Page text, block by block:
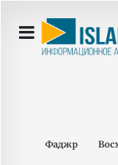
Фаджр